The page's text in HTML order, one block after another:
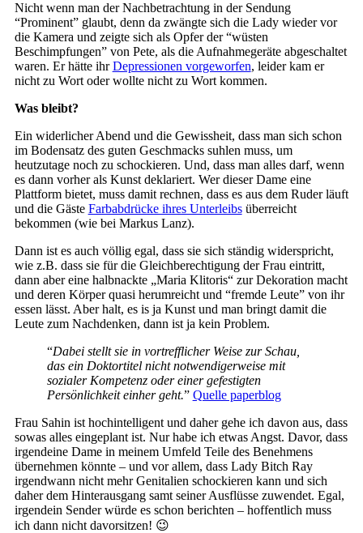
Nicht wenn man der Nachbetrachtung in der Sendung
“Prominent” glaubt, denn da zwängte sich die Lady wieder vor
die Kamera und zeigte sich als Opfer der “wüsten
Beschimpfungen” von Pete, als die Aufnahmegeräte abgeschaltet
waren. Er hätte ihrDepressionen vorgeworfen, leider kam er
nicht zu Wort oder wollte nicht zu Wort kommen.
Was bleibt?
Ein widerlicher Abend und die Gewissheit, dass man sich schon
im Bodensatz des guten Geschmacks suhlen muss, um
heutzutage noch zu schockieren. Und, dass man alles darf, wenn
es dann vorher als Kunst deklariert. Wer dieser Dame eine
Plattform bietet, muss damit rechnen, dass es aus dem Ruder läuft
und die Gäste Farbabdrücke ihres Unterleibsüberreicht
bekommen (wie bei Markus Lanz).
Dann ist es auch völlig egal, dass sie sich ständig widerspricht,
wie z.B. dass sie für die Gleichberechtigung der Frau eintritt,
dann aber eine halbnackte „Maria Klitoris“ zur Dekoration macht
und deren Körper quasi herumreicht und “fremde Leute” von ihr
essen lässt. Aber halt, es is ja Kunst und man bringt damit die
Leute zum Nachdenken, dann ist ja kein Problem.
“Dabei stellt sie in vortrefflicher Weise zur Schau,
das ein Doktortitel nicht notwendigerweise mit
sozialer Kompetenz oder einer gefestigten
Persönlichkeit einher geht.” Quelle paperblog
Frau Sahin ist hochintelligent und daher gehe ich davon aus, dass
sowas alles eingeplant ist. Nur habe ich etwas Angst. Davor, dass
irgendeine Dame in meinem Umfeld Teile des Benehmens
übernehmen könnte – und vor allem, dass Lady Bitch Ray
irgendwann nicht mehr Genitalien schockieren kann und sich
daher dem Hinterausgang samt seiner Ausflüsse zuwendet. Egal,
irgendein Sender würde es schon berichten – hoffentlich muss
ich dann nicht davorsitzen! 😉